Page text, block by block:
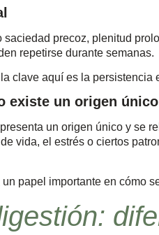
precoz, plenitud
repetirse durante semanas.
clave aquí es la persistencia
existe un origen único
un origen único y se
vida, el estrés o ciertos
papel importante en cómo